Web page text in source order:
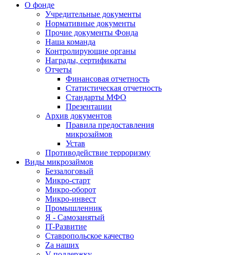
О фонде
Учредительные документы
Нормативные документы
Прочие документы Фонда
Наша команда
Контролирующие органы
Награды, сертификаты
Отчеты
Финансовая отчетность
Статистическая отчетность
Стандарты МФО
Презентации
Архив документов
Правила предоставления
микрозаймов
Устав
Противодействие терроризму
Виды микрозаймов
Беззалоговый
Микро-старт
Микро-оборот
Микро-инвест
Промышленник
Я - Самозанятый
IT-Развитие
Ставропольское качество
Za наших